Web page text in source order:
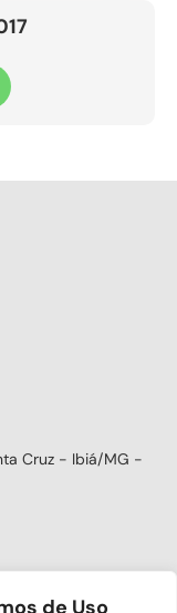
de Uso
Cruz - Ibiá/MG -